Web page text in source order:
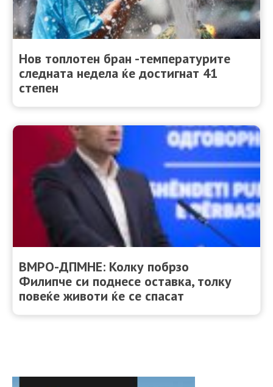
Нов топлотен бран -температурите
следната недела ќе достигнат 41
степен
ВМРО-ДПМНЕ: Колку побрзо
Филипче си поднесе оставка, толку
повеќе животи ќе се спасат